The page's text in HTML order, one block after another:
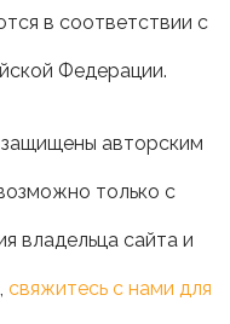
в соответствии с
Федерации.
авторским
только с
владельца сайта и
свяжитесь с нами для